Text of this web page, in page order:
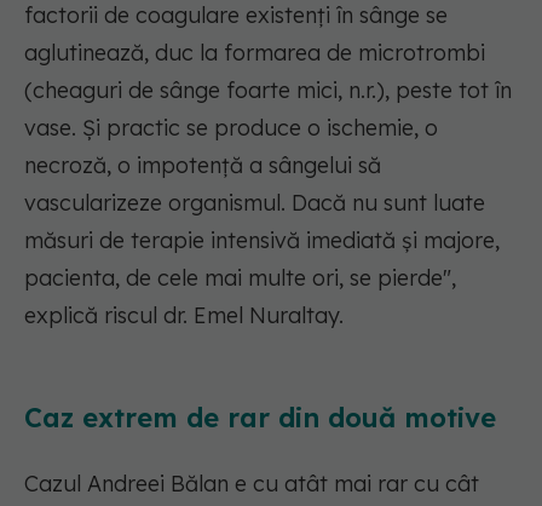
factorii de coagulare existenți în sânge se
aglutinează, duc la formarea de microtrombi
(cheaguri de sânge foarte mici, n.r.), peste tot în
vase. Și practic se produce o ischemie, o
necroză, o impotență a sângelui să
vascularizeze organismul. Dacă nu sunt luate
măsuri de terapie intensivă imediată și majore,
pacienta, de cele mai multe ori, se pierde",
explică riscul dr. Emel Nuraltay.
Caz extrem de rar din două motive
Cazul Andreei Bălan e cu atât mai rar cu cât